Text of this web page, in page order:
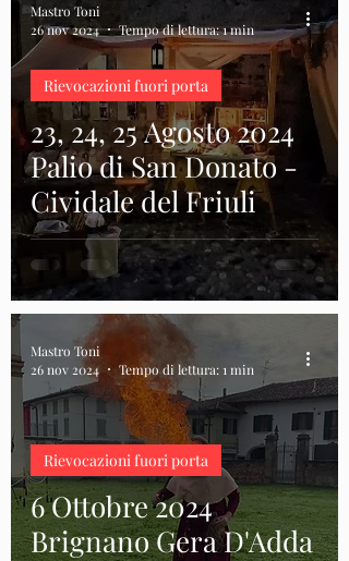
23, 24, 25 Agosto 2024
Palio di San Donato -
Cividale del Friuli
Rievocazioni fuori porta
Mastro Toni
26 nov 2024
Tempo di lettura: 1 min
6 Ottobre 2024
Brignano Gera D'Adda
Rievocazioni fuori porta
Mastro Toni
26 nov 2024
Tempo di lettura: 1 min